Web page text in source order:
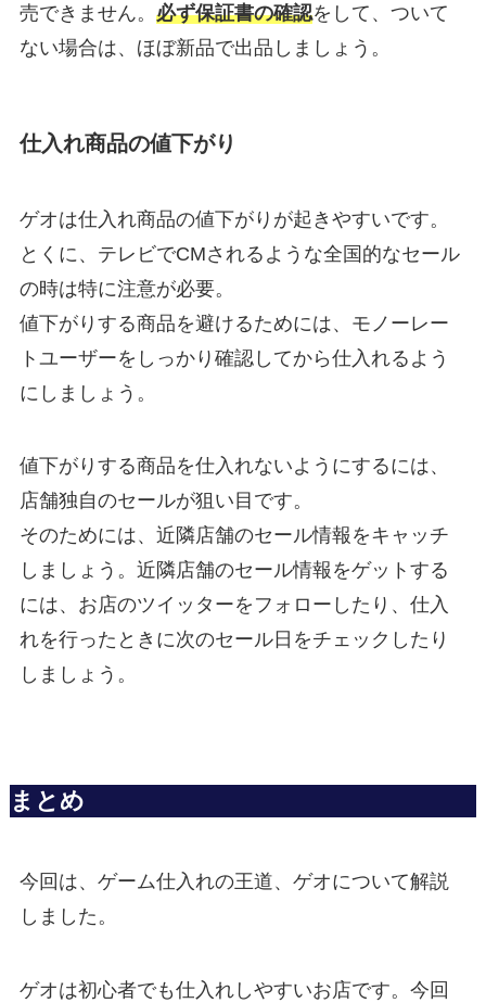
売できません。 必ず保証書の確認をして、ついて
ない場合は、ほぼ新品で出品しましょう。
仕入れ商品の値下がり
ゲオは仕入れ商品の値下がりが起きやすいです。
とくに、テレビでCMされるような全国的なセール
の時は特に注意が必要。
値下がりする商品を避けるためには、モノーレー
トユーザーをしっかり確認してから仕入れるよう
にしましょう。
値下がりする商品を仕入れないようにするには、
店舗独自のセールが狙い目です。
そのためには、近隣店舗のセール情報をキャッチ
しましょう。近隣店舗のセール情報をゲットする
には、お店のツイッターをフォローしたり、仕入
れを行ったときに次のセール日をチェックしたり
しましょう。
まとめ
今回は、ゲーム仕入れの王道、ゲオについて解説
しました。
ゲオは初心者でも仕入れしやすいお店です。今回